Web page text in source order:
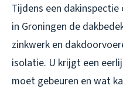
Tijdens een
in Groningen de
zinkwerk en
isolatie. U krijgt een
moet gebeuren en wat